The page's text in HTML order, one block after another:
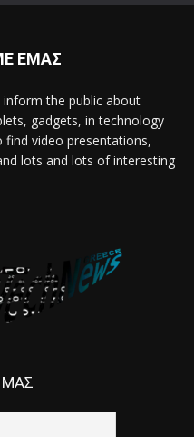
ΕΜΑΣ
the public about
gadgets, in technology
find video presentations,
lots and lots of interesting
ΜΑΣ